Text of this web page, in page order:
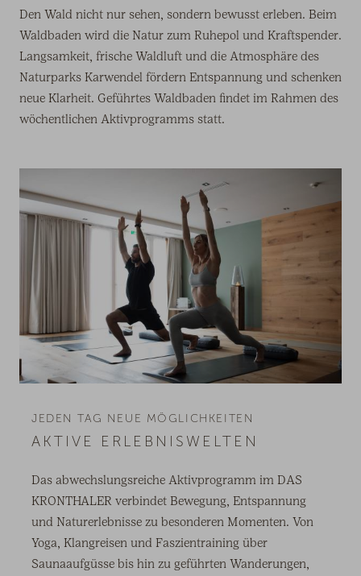
Den Wald nicht nur sehen, sondern bewusst erleben. Beim
Waldbaden wird die Natur zum Ruhepol und Kraftspender.
Langsamkeit, frische Waldluft und die Atmosphäre des
Naturparks Karwendel fördern Entspannung und schenken
neue Klarheit. Geführtes Waldbaden findet im Rahmen des
wöchentlichen Aktivprogramms statt.
JEDEN TAG NEUE MÖGLICHKEITEN
AKTIVE ERLEBNISWELTEN
Das abwechslungsreiche Aktivprogramm im DAS
KRONTHALER verbindet Bewegung, Entspannung
und Naturerlebnisse zu besonderen Momenten. Von
Yoga, Klangreisen und Faszientraining über
Saunaaufgüsse bis hin zu geführten Wanderungen,